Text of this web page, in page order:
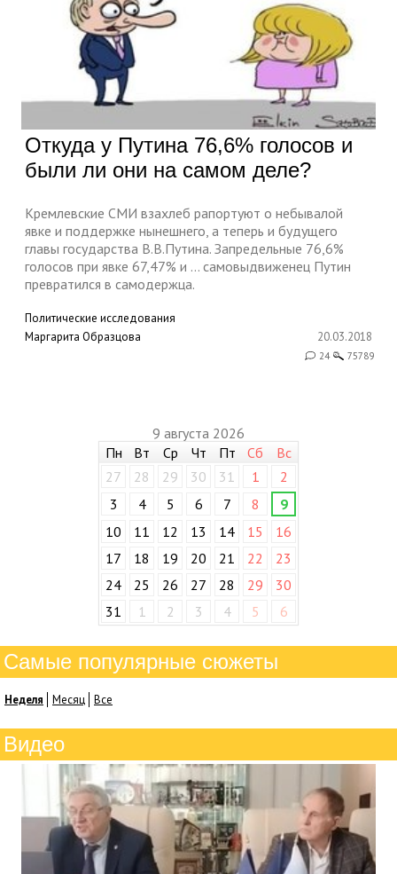
Откуда у Путина 76,6% голосов и
были ли они на самом деле?
Кремлевские СМИ взахлеб рапортуют о небывалой
явке и поддержке нынешнего, а теперь и будущего
главы государства В.В.Путина. Запредельные 76,6%
голосов при явке 67,47% и … самовыдвиженец Путин
превратился в самодержца.
Политические исследования
Маргарита Образцова
20.03.2018
24 75789
9 августа 2026
Пн
Вт Ср Чт Пт Сб
Вс
27
28 29 30 31 1
2
3
4 5 6 7 8
9
10
11 12 13 14 15
16
17
18 19 20 21 22
23
24
25 26 27 28 29
30
31
1 2 3 4 5 6
Самые популярные сюжеты
Неделя Месяц Все
Видео